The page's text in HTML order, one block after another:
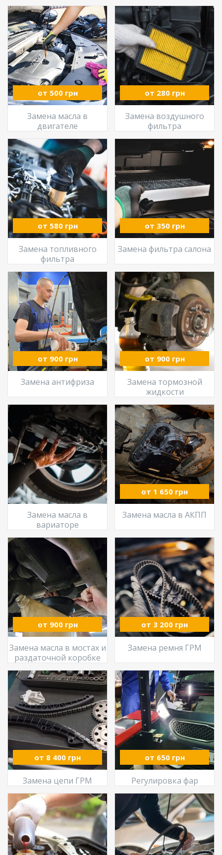
от 500 грн
Замена масла в
двигателе
от 280 грн
Замена воздушного
фильтра
от 580 грн
Замена топливного
фильтра
от 350 грн
Замена фильтра салона
от 900 грн
Замена антифриза
от 900 грн
Замена тормозной
жидкости
Замена масла в
вариаторе
от 1 650 грн
Замена масла в АКПП
от 900 грн
Замена масла в мостах и
раздаточной коробке
от 3 200 грн
Замена ремня ГРМ
от 8 400 грн
Замена цепи ГРМ
от 650 грн
Регулировка фар